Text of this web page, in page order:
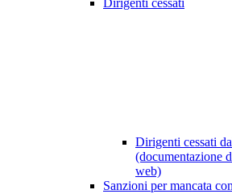
Dirigenti cessati
Dirigenti cessati
(documentazione
web)
Sanzioni per mancata